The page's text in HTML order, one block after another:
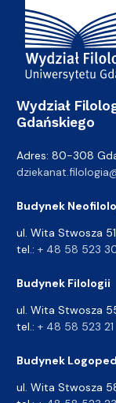
Wydział
Gdańskiego
Adres: 80-308
Budynek
ul. Wita Stwosza 51
tel.: + 48 58 523
Budynek Filologii
ul. Wita Stwosza
tel.: + 48 58 523 21
Budynek
ul. Wita Stwosza